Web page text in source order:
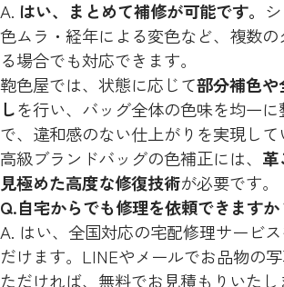
A. はい、まとめて補修が可能です。
色ムラ・経年による変色など、複数の
る場合でも対応できます。
鞄色屋では、状態に応じて部分補色
しを行い、バッグ全体の色味を均一に
で、違和感のない仕上がりを実現して
高級ブランドバッグの色補正には、 革
見極めた高度な修復技術が必要です。
Q.自宅からでも修理を依頼できますか
A. はい、全国対応の宅配修理サービ
だけます。LINEやメールでお品物の
ただければ、無料でお見積もりいた